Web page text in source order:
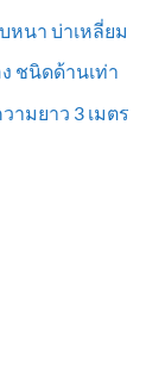
หนา บ่าเหลี่ยม
ชนิดด้านเท่า
ามยาว 3 เมตร